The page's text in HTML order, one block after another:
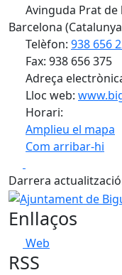
Avinguda Prat de
Barcelona
Telèfon: 938 656
Fax: 938 656 375
Adreça
Lloc web:
Horari:
Amplieu el mapa
Com arribar-hi
+
−
Darrera
Ajuntament de
Enllaços
Web
RSS